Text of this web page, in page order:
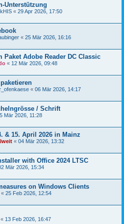
Unterstützung
« 29 Apr 2026, 17:50
« 25 Mär 2026, 16:16
Adobe Reader DC Classic
« 12 Mär 2026, 09:48
« 06 Mär 2026, 14:17
/ Schrift
Mär 2026, 11:28
& 15. April 2026 in Mainz
« 04 Mär 2026, 13:32
with Office 2024 LTSC
Mär 2026, 15:34
on Windows Clients
« 25 Feb 2026, 12:54
« 13 Feb 2026, 16:47